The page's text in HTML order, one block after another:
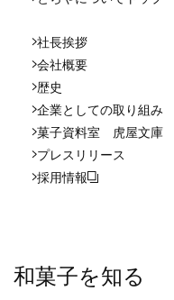
社長挨拶
会社概要
歴史
企業としての取り組み
菓子資料室 虎屋文庫
プレスリリース
採用情報
和菓子を知る